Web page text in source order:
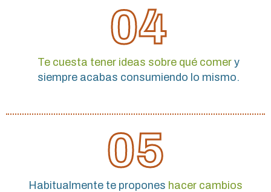
04
Te cuesta tener ideas sobre qué comer y
siempre acabas consumiendo lo mismo.
05
Habitualmente te propones hacer cambios